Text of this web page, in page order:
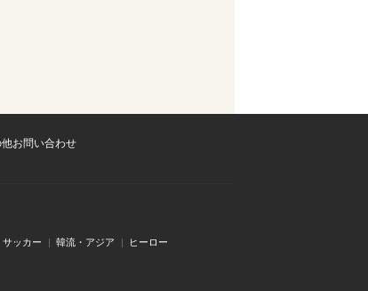
お問い合わせ
サッカー 韓流・アジア ヒーロー